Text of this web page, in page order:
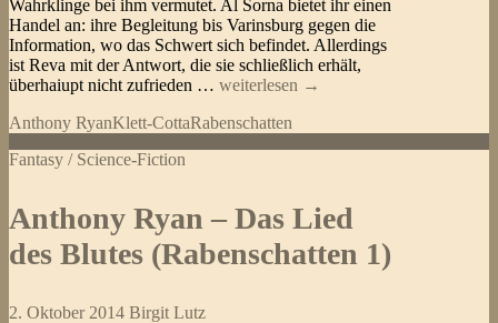
Wahrklinge bei ihm vermutet. Al Sorna bietet ihr einen
Handel an: ihre Begleitung bis Varinsburg gegen die
Information, wo das Schwert sich befindet. Allerdings
ist Reva mit der Antwort, die sie schließlich erhält,
überhaiupt nicht zufrieden … Anthony
–
(Rabenschatten
weiterlesen →
Anthony RyanKlett-CottaRabenschatten
Fantasy / Science-Fiction
Anthony Ryan – Das Lied
des Blutes (Rabenschatten 1)
2. Oktober 2014 Birgit Lutz